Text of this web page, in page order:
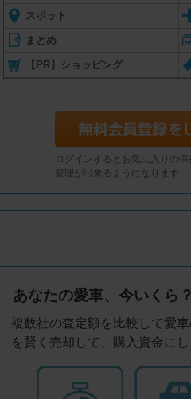
スポット
まとめ
【PR】ショッピング
ログインするとお気に入りの
管理が出来るようになります
あなたの愛車、今いくら？
複数社の査定額を比較して愛
を賢く売却して、購入資金にし